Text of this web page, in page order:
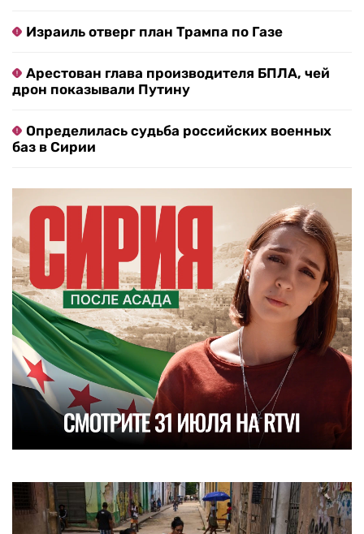
Израиль отверг план Трампа по Газе
Арестован глава производителя БПЛА, чей
дрон показывали Путину
Определилась судьба российских военных
баз в Сирии